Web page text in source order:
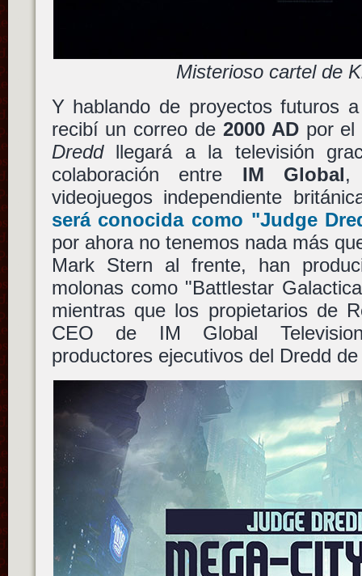
Misterioso cartel de
Y hablando de proyectos futuros
recibí un correo de 2000 ADpor el
Dreddllegará a la televisión
colaboración entre IM Global,
videojuegos independiente
será conocida como "Judge
por ahora no tenemos nada más
Mark Stern al frente, han
molonas como "Battlestar
mientras que los propietarios de
CEO de IM Global
productores ejecutivos del Dredd